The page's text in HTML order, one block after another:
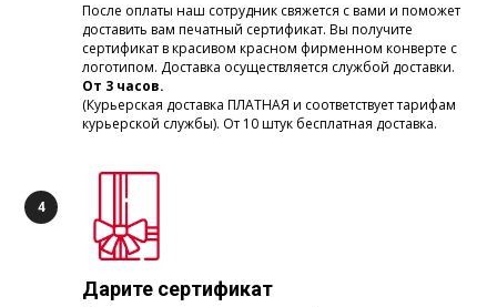
После оплаты наш сотрудник свяжется с вами и поможет
доставить вам печатный сертификат. Вы получите
сертификат в красивом красном фирменном конверте с
логотипом. Доставка осуществляется службой доставки.
От 3 часов.
(Курьерская доставка ПЛАТНАЯ и соответствует тарифам
курьерской службы). От 10 штук бесплатная доставка.
Дарите сертификат